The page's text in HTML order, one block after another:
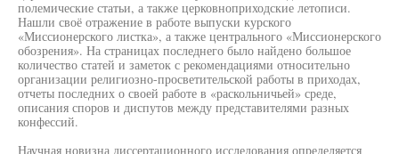
полемические статьи, а также церковноприходские летописи.
Нашли своё отражение в работе выпуски курского
«Миссионерского листка», а также центрального «Миссионерского
обозрения». На страницах последнего было найдено большое
количество статей и заметок с рекомендациями относительно
организации религиозно-просветительской работы в приходах,
отчеты последних о своей работе в «раскольничьей» среде,
описания споров и диспутов между представителями разных
конфессий.
Научная новизна диссертационного исследования определяется